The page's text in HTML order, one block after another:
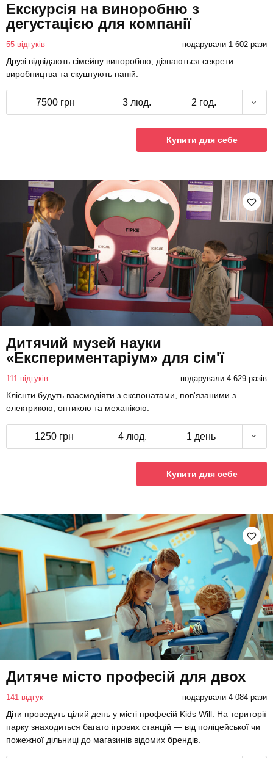
Екскурсія на виноробню з
дегустацією для компанії
55 відгуків подарували 1 602 рази
Друзі відвідають сімейну виноробню, дізнаються секрети
виробництва та скуштують напій.
7500 грн 3 люд. 2 год.
Купити для себе
Дитячий музей науки
«Експериментаріум» для сім'ї
111 відгуків подарували 4 629 разів
Клієнти будуть взаємодіяти з експонатами, пов'язаними з
електрикою, оптикою та механікою.
1250 грн 4 люд. 1 день
Купити для себе
Дитяче місто професій для двох
141 відгук подарували 4 084 рази
Діти проведуть цілий день у місті професій Kids Will. На території
парку знаходиться багато ігрових станцій — від поліцейської чи
пожежної дільниці до магазинів відомих брендів.